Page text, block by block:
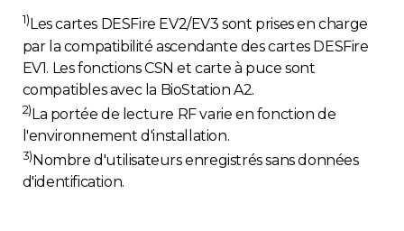
1) Les cartes DESFire EV2/EV3 sont prises en charge
par la compatibilité ascendante des cartes DESFire
EV1. Les fonctions CSN et carte à puce sont
compatibles avec la BioStation A2.
2)La portée de lecture RF varie en fonction de
l'environnement d'installation.
3) Nombre d'utilisateurs enregistrés sans données
d'identification.